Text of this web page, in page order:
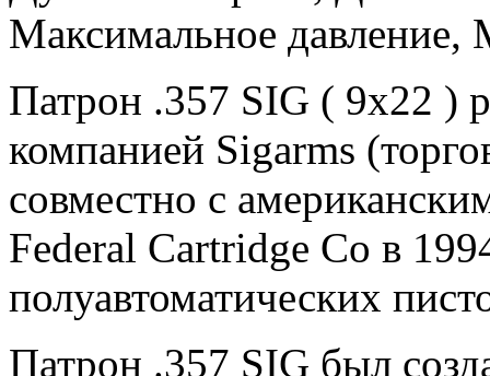
Максимальное давление,
Патрон .357 SIG ( 9x22 )
компанией Sigarms
совместно с
Federal Cartridge Co в
полуавтоматических
Патрон .357 SIG был